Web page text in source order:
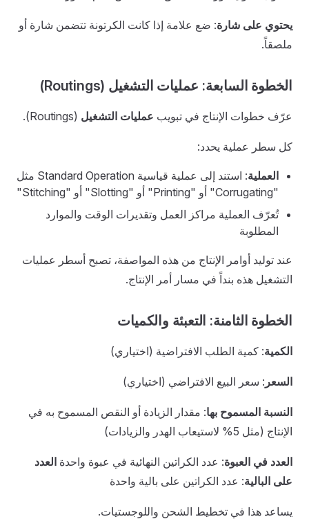
يحتوي على شارة: ضع علامة إذا كانت الكرتونة تتضمن شارة أو
ملصقاً.
الخطوة السابعة: عمليات التشغيل (Routings)
عرّف خطوات الإنتاج في تبويب عمليات التشغيل (Routings).
كل سطر عملية يحدد:
العملية
: استند إلى عملية قياسية Standard Operation مثل
"Corrugating" أو "Printing" أو "Slotting" أو "Stitching"
تُعرّف العملية مراكز العمل وتقديرات الوقت والموارد
المطلوبة
عند توليد أوامر الإنتاج من هذه المواصفة، تصبح أسطر عمليات
التشغيل هذه بنداً في مسار أمر الإنتاج.
الخطوة الثامنة: التعبئة والكميات
الكمية: كمية الطلب الافتراضية (اختياري)
السعر : سعر البيع الافتراضي (اختياري)
النسبة المسموح بها: مقدار الزيادة أو النقص المسموح به في
الإنتاج (مثل 5% لاستيعاب الهدر والزيادات)
العدد في العبوة: عدد الكراتين النهائية في عبوة واحدة العدد
على البالية: عدد الكراتين على بالية واحدة
يساعد هذا في تخطيط الشحن واللوجستيات.